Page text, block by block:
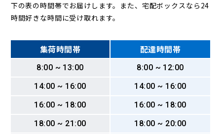
下の表の時間帯でお届けします。また、宅配ボックスなら24
時間好きな時間に受け取れます。
集荷時間帯 配達時間帯
8:00 ~ 13:00
8:00 ~ 12:00
14:00 ~ 16:00
14:00 ~ 16:00
16:00 ~ 18:00
16:00 ~ 18:00
18:00 ~ 21:00
18:00 ~ 20:00